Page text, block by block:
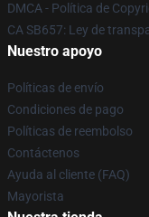
DMCA - Política de
CA SB657: Ley de
Nuestro apoyo
Políticas de envío
Condiciones de pago
Políticas de reembolso
Contáctenos
Ayuda al cliente (FAQ)
Mayorista